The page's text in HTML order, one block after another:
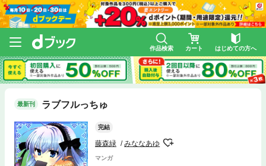
作品検索 カート はじめての方へ
最新刊 ラブフルっちゅ
完結
藤森緑 みななあゆ
マンガ